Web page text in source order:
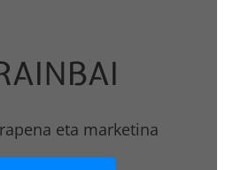
eta marketina